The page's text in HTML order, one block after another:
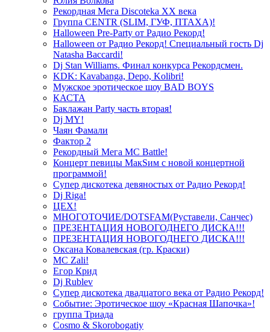
Рекордная Мега Discoteka XX века
Группа CENTR (SLIM, ГУФ, ПТАХА)!
Halloween Pre-Party от Радио Рекорд!
Halloween от Радио Рекорд! Специальный гость Dj
Natasha Baccardi!
Dj Stan Williams. Финал конкурса Рекордсмен.
KDK: Kavabanga, Depo, Kolibri!
Мужское эротическое шоу BAD BOYS
КАСТА
Баклажан Party часть вторая!
Dj MY!
Чаян Фамали
Фактор 2
Рекордный Мега МС Battle!
Концерт певицы МакSим с новой концертной
программой!
Супер дискотека девяностых от Радио Рекорд!
Dj Riga!
ЦЕХ!
МНОГОТОЧИЕ/DOTSFAM(Руставели, Санчес)
ПРЕЗЕНТАЦИЯ НОВОГОДНЕГО ДИСКА!!!
ПРЕЗЕНТАЦИЯ НОВОГОДНЕГО ДИСКА!!!
Оксана Ковалевская (гр. Краски)
MC Zali!
Егор Крид
Dj Rublev
Супер дискотека двадцатого века от Радио Рекорд!
Событие: Эротическое шоу «Красная Шапочка»!
группа Триада
Cosmo & Skorobogatiy